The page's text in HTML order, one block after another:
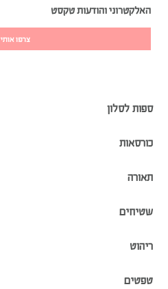
האלקטרוני והודעות טקסט
צרפו אותי
ספות לסלון
כורסאות
תאורה
שטיחים
ריהוט
טפטים